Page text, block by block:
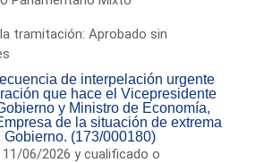
tramitación: Aprobado sin
de interpelación urgente
que hace el Vicepresidente
y Ministro de Economía,
de la situación de extrema
(173/000180)
06/2026 y cualificado o